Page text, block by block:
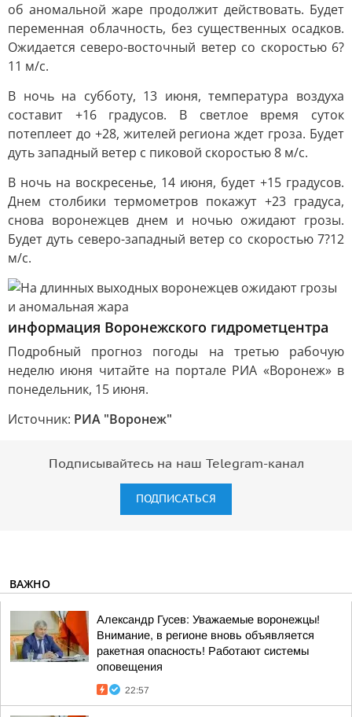
об аномальной жаре продолжит действовать. Будет
переменная облачность, без существенных осадков.
Ожидается северо-восточный ветер со скоростью 6?
11 м/с.
В ночь на субботу, 13 июня, температура воздуха
составит +16 градусов. В светлое время суток
потеплеет до +28, жителей региона ждет гроза. Будет
дуть западный ветер с пиковой скоростью 8 м/с.
В ночь на воскресенье, 14 июня, будет +15 градусов.
Днем столбики термометров покажут +23 градуса,
снова воронежцев днем и ночью ожидают грозы.
Будет дуть северо-западный ветер со скоростью 7?12
м/с.
информация Воронежского гидрометцентра
Подробный прогноз погоды на третью рабочую
неделю июня читайте на портале РИА «Воронеж» в
понедельник, 15 июня.
Источник: РИА "Воронеж"
Подписывайтесь на наш Telegram-канал
ПОДПИСАТЬСЯ
ВАЖНО
Александр Гусев: Уважаемые воронежцы!
Внимание, в регионе вновь объявляется
ракетная опасность! Работают системы
оповещения
22:57